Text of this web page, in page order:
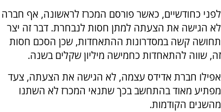
לפני כחודשיים, כאשר פורסם המכרז לראשונה, אף חברה
לא הגישה את הצעתה למתן חסות לנבחרת. דבר זה יצר
תחושה קשה במסדרונות ההתאחדות, שכן הסכם חסות
זה, שווה להתאחדות כחמישה מיליון שקלים בשנה.
אפילו חברת אדידס עצמה, לא הגישה את הצעתה, צעד
מפתיע מאוד בהתחשב בכך שתנאי המכרז לא השתנו
מהשנים הקודמות.